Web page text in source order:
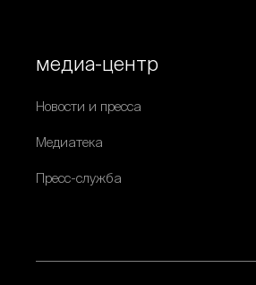
медиа-центр
Новости и пресса
Медиатека
Пресс-служба